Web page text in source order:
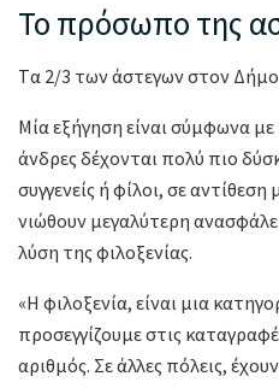
Το πρόσωπο της
Tα 2/3 των άστεγων στον Δήμο
Μία εξήγηση είναι σύμφωνα
άνδρες δέχονται πολύ πιο
συγγενείς ή φίλοι, σε αντίθεση
νιώθουν μεγαλύτερη
λύση της φιλοξενίας.
«Η φιλοξενία, είναι μια
προσεγγίζουμε στις
αριθμός. Σε άλλες πόλεις,